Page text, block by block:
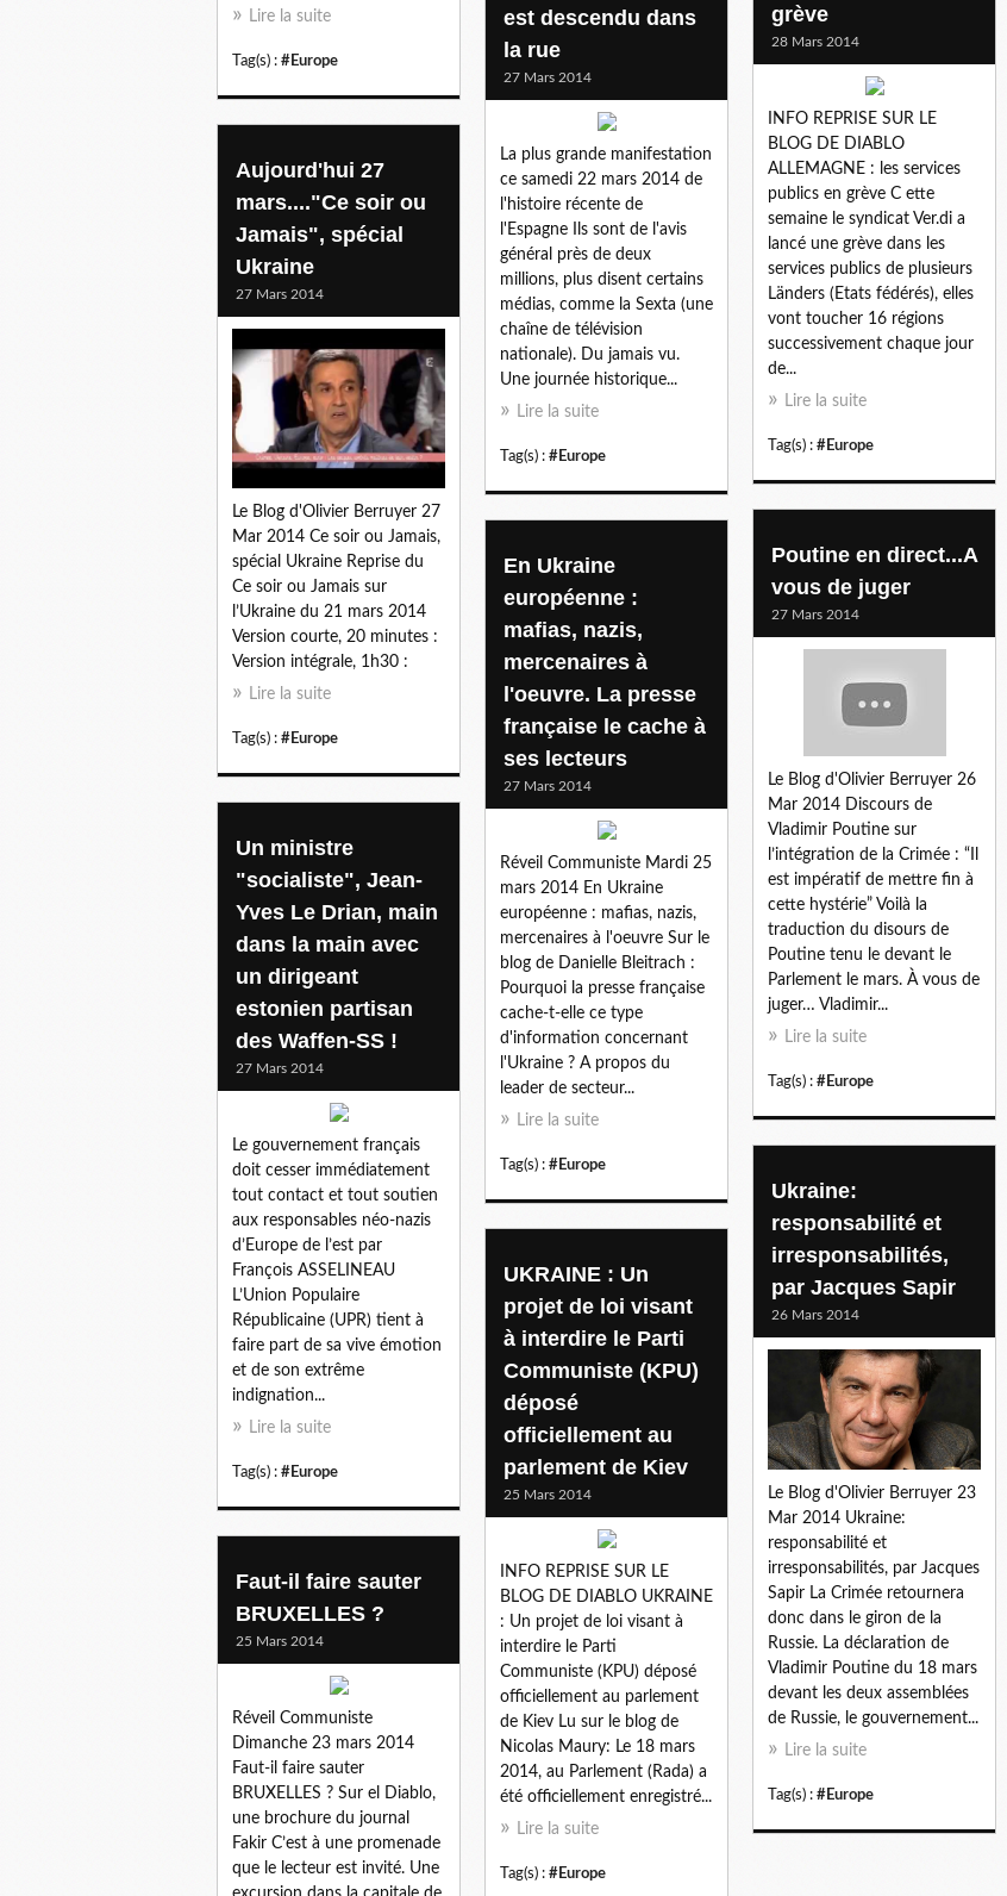
Lire la suite
Tag(s) : #Europe
grève
28 Mars 2014
INFO REPRISE SUR LE
BLOG DE DIABLO
ALLEMAGNE : les services
publics en grève C ette
semaine le syndicat Ver.di a
lancé une grève dans les
services publics de plusieurs
Länders (Etats fédérés), elles
vont toucher 16 régions
successivement chaque jour
de...
Lire la suite
Tag(s) : #Europe
est descendu dans
la rue
27 Mars 2014
La plus grande manifestation
ce samedi 22 mars 2014 de
l'histoire récente de
l'Espagne Ils sont de l'avis
général près de deux
millions, plus disent certains
médias, comme la Sexta (une
chaîne de télévision
nationale). Du jamais vu.
Une journée historique...
Lire la suite
Tag(s) : #Europe
Aujourd'hui 27
mars...."Ce soir ou
Jamais", spécial
Ukraine
27 Mars 2014
Le Blog d'Olivier Berruyer 27
Mar 2014 Ce soir ou Jamais,
spécial Ukraine Reprise du
Ce soir ou Jamais sur
l’Ukraine du 21 mars 2014
Version courte, 20 minutes :
Version intégrale, 1h30 :
Lire la suite
Tag(s) : #Europe
Poutine en direct...A
vous de juger
27 Mars 2014
Le Blog d'Olivier Berruyer 26
Mar 2014 Discours de
Vladimir Poutine sur
l’intégration de la Crimée : “Il
est impératif de mettre fin à
cette hystérie” Voilà la
traduction du disours de
Poutine tenu le devant le
Parlement le mars. À vous de
juger… Vladimir...
Lire la suite
Tag(s) : #Europe
En Ukraine
européenne :
mafias, nazis,
mercenaires à
l'oeuvre. La presse
française le cache à
ses lecteurs
27 Mars 2014
Réveil Communiste Mardi 25
mars 2014 En Ukraine
européenne : mafias, nazis,
mercenaires à l'oeuvre Sur le
blog de Danielle Bleitrach :
Pourquoi la presse française
cache-t-elle ce type
d'information concernant
l'Ukraine ? A propos du
leader de secteur...
Lire la suite
Tag(s) : #Europe
Un ministre
"socialiste", Jean-
Yves Le Drian, main
dans la main avec
un dirigeant
estonien partisan
des Waffen-SS !
27 Mars 2014
Le gouvernement français
doit cesser immédiatement
tout contact et tout soutien
aux responsables néo-nazis
d’Europe de l’est par
François ASSELINEAU
L’Union Populaire
Républicaine (UPR) tient à
faire part de sa vive émotion
et de son extrême
indignation...
Lire la suite
Tag(s) : #Europe
Ukraine:
responsabilité et
irresponsabilités,
par Jacques Sapir
26 Mars 2014
Le Blog d'Olivier Berruyer 23
Mar 2014 Ukraine:
responsabilité et
irresponsabilités, par Jacques
Sapir La Crimée retournera
donc dans le giron de la
Russie. La déclaration de
Vladimir Poutine du 18 mars
devant les deux assemblées
de Russie, le gouvernement...
Lire la suite
Tag(s) : #Europe
UKRAINE : Un
projet de loi visant
à interdire le Parti
Communiste (KPU)
déposé
officiellement au
parlement de Kiev
25 Mars 2014
INFO REPRISE SUR LE
BLOG DE DIABLO UKRAINE
: Un projet de loi visant à
interdire le Parti
Communiste (KPU) déposé
officiellement au parlement
de Kiev Lu sur le blog de
Nicolas Maury: Le 18 mars
2014, au Parlement (Rada) a
été officiellement enregistré...
Lire la suite
Tag(s) : #Europe
Faut-il faire sauter
BRUXELLES ?
25 Mars 2014
Réveil Communiste
Dimanche 23 mars 2014
Faut-il faire sauter
BRUXELLES ? Sur el Diablo,
une brochure du journal
Fakir C’est à une promenade
que le lecteur est invité. Une